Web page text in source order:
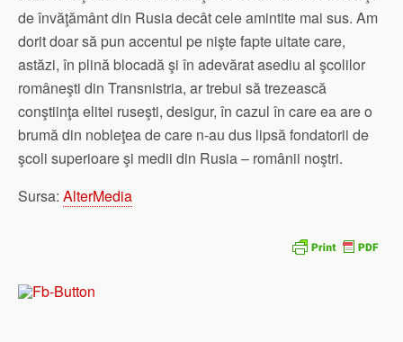
de învăţământ din Rusia decât cele amintite mai sus. Am
dorit doar să pun accentul pe nişte fapte uitate care,
astăzi, în plină blocadă şi în adevărat asediu al şcolilor
româneşti din Transnistria, ar trebui să trezească
conştiinţa elitei ruseşti, desigur, în cazul în care ea are o
brumă din nobleţea de care n-au dus lipsă fondatorii de
şcoli superioare şi medii din Rusia – românii noştri.
Sursa: AlterMedia